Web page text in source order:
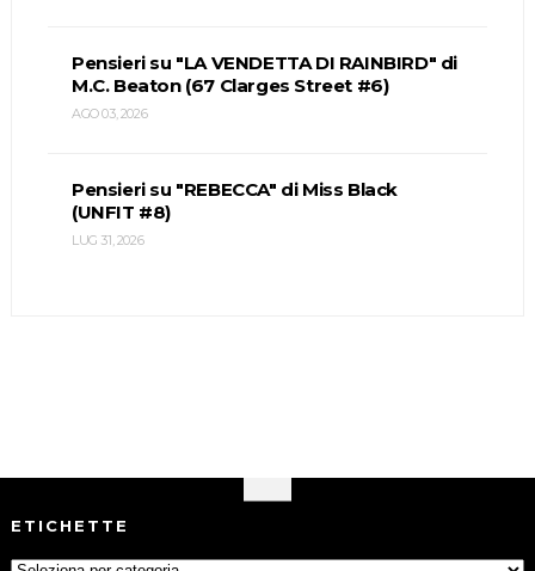
Pensieri su "LA VENDETTA DI RAINBIRD" di
M.C. Beaton (67 Clarges Street #6)
AGO 03, 2026
Pensieri su "REBECCA" di Miss Black
(UNFIT #8)
LUG 31, 2026
ETICHETTE